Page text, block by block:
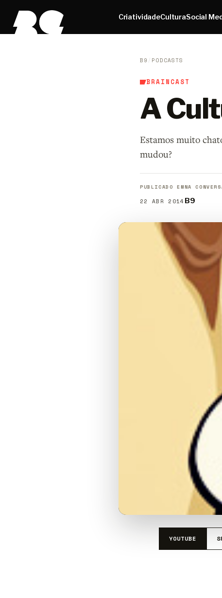
CriatividadeCulturaSocial
B9 / PODCASTS
BRAINCAST
A
Estamos muito
mudou?
PUBLICADO EM
22 ABR 2014
NA
B9
YOUTUBE